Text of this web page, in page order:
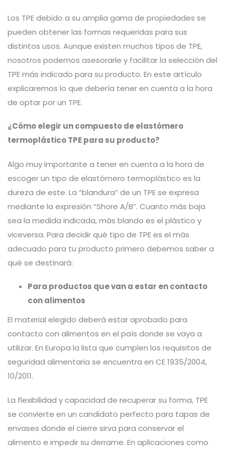
Los TPE debido a su amplia gama de propiedades se
pueden obtener las formas requeridas para sus
distintos usos. Aunque existen muchos tipos de TPE,
nosotros podemos asesorarle y facilitar la selección del
TPE más indicado para su producto. En este artículo
explicaremos lo que debería tener en cuenta a la hora
de optar por un TPE.
¿Cómo elegir un compuesto de elastómero
termoplástico TPE para su producto?
Algo muy importante a tener en cuenta a la hora de
escoger un tipo de elastómero termoplástico es la
dureza de este. La “blandura” de un TPE se expresa
mediante la expresión “Shore A/B”. Cuanto más baja
sea la medida indicada, más blando es el plástico y
viceversa. Para decidir qué tipo de TPE es el más
adecuado para tu producto primero debemos saber a
qué se destinará:
Para productos que van a estar en contacto
con alimentos
El material elegido deberá estar aprobado para
contacto con alimentos en el país donde se vaya a
utilizar. En Europa la lista que cumplen los requisitos de
seguridad alimentaria se encuentra en CE 1935/2004,
10/2011.
La flexibilidad y capacidad de recuperar su forma, TPE
se convierte en un candidato perfecto para tapas de
envases donde el cierre sirva para conservar el
alimento e impedir su derrame. En aplicaciones como